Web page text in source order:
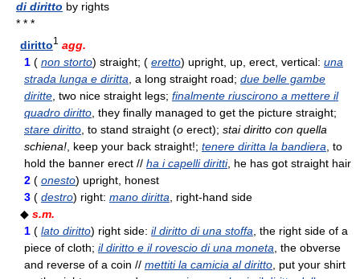
di diritto by rights
* * *
diritto1
agg.
1 ( non storto) straight; ( eretto) upright, up, erect, vertical: una
strada lunga e diritta , a long straight road; due belle gambe
diritte , two nice straight legs; finalmente riuscirono a mettere il
quadro diritto , they finally managed to get the picture straight;
stare diritto , to stand straight (o erect); stai diritto con quella
schiena! , keep your back straight!; tenere diritta la bandiera , to
hold the banner erect // ha i capelli diritti, he has got straight hair
2 ( onesto) upright, honest
3 ( destro) right: mano diritta , right-hand side
◆ s.m.
1 ( lato diritto) right side: il diritto di una stoffa , the right side of a
piece of cloth; il diritto e il rovescio di una moneta , the obverse
and reverse of a coin // mettiti la camicia al diritto , put your shirt